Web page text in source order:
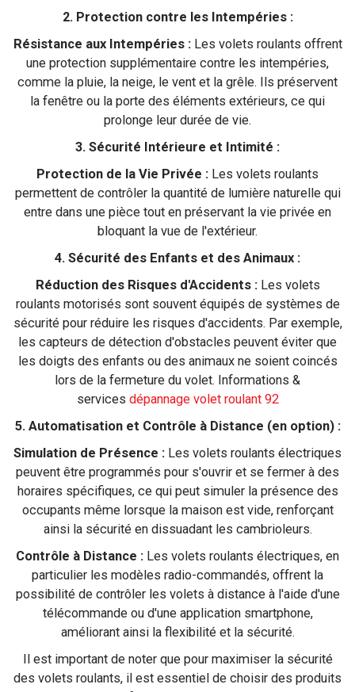
2. Protection contre les Intempéries :
Résistance aux Intempéries :Les volets roulants offrent
une protection supplémentaire contre les intempéries,
comme la pluie, la neige, le vent et la grêle. Ils préservent
la fenêtre ou la porte des éléments extérieurs, ce qui
prolonge leur durée de vie.
3. Sécurité Intérieure et Intimité :
Protection de la Vie Privée : Les volets roulants
permettent de contrôler la quantité de lumière naturelle qui
entre dans une pièce tout en préservant la vie privée en
bloquant la vue de l'extérieur.
4. Sécurité des Enfants et des Animaux :
Réduction des Risques d'Accidents :Les volets
roulants motorisés sont souvent équipés de systèmes de
sécurité pour réduire les risques d'accidents. Par exemple,
les capteurs de détection d'obstacles peuvent éviter que
les doigts des enfants ou des animaux ne soient coincés
lors de la fermeture du volet. Informations &
services dépannage volet roulant 92
5. Automatisation et Contrôle à Distance (en option) :
Simulation de Présence : Les volets roulants électriques
peuvent être programmés pour s'ouvrir et se fermer à des
horaires spécifiques, ce qui peut simuler la présence des
occupants même lorsque la maison est vide, renforçant
ainsi la sécurité en dissuadant les cambrioleurs.
Contrôle à Distance : Les volets roulants électriques, en
particulier les modèles radio-commandés, offrent la
possibilité de contrôler les volets à distance à l'aide d'une
télécommande ou d'une application smartphone,
améliorant ainsi la flexibilité et la sécurité.
Il est important de noter que pour maximiser la sécurité
des volets roulants, il est essentiel de choisir des produits